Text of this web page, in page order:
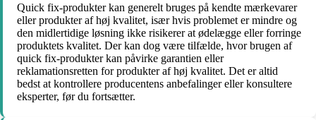
Quick fix-produkter kan generelt bruges på kendte mærkevarer
eller produkter af høj kvalitet, især hvis problemet er mindre og
den midlertidige løsning ikke risikerer at ødelægge eller forringe
produktets kvalitet. Der kan dog være tilfælde, hvor brugen af
quick fix-produkter kan påvirke garantien eller
reklamationsretten for produkter af høj kvalitet. Det er altid
bedst at kontrollere producentens anbefalinger eller konsultere
eksperter, før du fortsætter.